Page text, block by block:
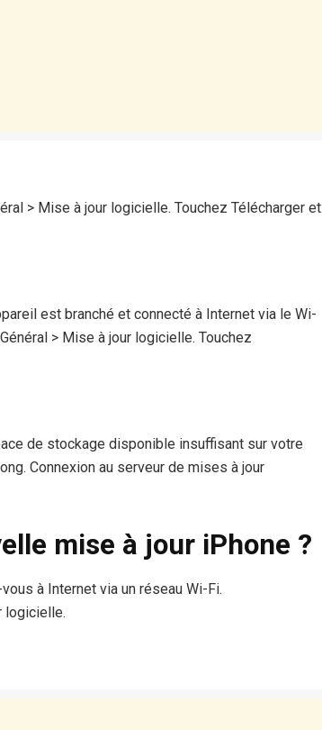
> Mise à jour logicielle. Touchez Télécharger et
est branché et connecté à Internet via le Wi-
> Mise à jour logicielle. Touchez
de stockage disponible insuffisant sur votre
Connexion au serveur de mises à jour
mise à jour iPhone ?
à Internet via un réseau Wi-Fi.
logicielle.